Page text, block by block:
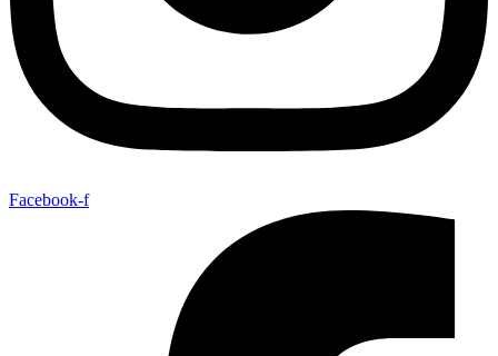
Facebook-f